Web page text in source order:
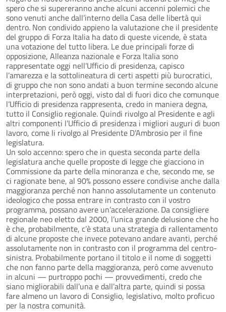
spero che si supereranno anche alcuni accenni polemici che
sono venuti anche dall’interno della Casa delle libertà qui
dentro. Non condivido appieno la valutazione che il presidente
del gruppo di Forza Italia ha dato di queste vicende, è stata
una votazione del tutto libera. Le due principali forze di
opposizione, Alleanza nazionale e Forza Italia sono
rappresentate oggi nell’Ufficio di presidenza, capisco
l’amarezza e la sottolineatura di certi aspetti più burocratici,
di gruppo che non sono andati a buon termine secondo alcune
interpretazioni, però oggi, visto dal di fuori dico che comunque
l’Ufficio di presidenza rappresenta, credo in maniera degna,
tutto il Consiglio regionale. Quindi rivolgo al Presidente e agli
altri componenti l’Ufficio di presidenza i migliori auguri di buon
lavoro, come li rivolgo al Presidente D’Ambrosio per il fine
legislatura.
Un solo accenno: spero che in questa seconda parte della
legislatura anche quelle proposte di legge che giacciono in
Commissione da parte della minoranza e che, secondo me, se
ci ragionate bene, al 90% possono essere condivise anche dalla
maggioranza perché non hanno assolutamente un contenuto
ideologico che possa entrare in contrasto con il vostro
programma, possano avere un’accelerazione. Da consigliere
regionale neo eletto dal 2000, l’unica grande delusione che ho
è che, probabilmente, c’è stata una strategia di rallentamento
di alcune proposte che invece potevano andare avanti, perché
assolutamente non in contrasto con il programma del centro-
sinistra. Probabilmente portano il titolo e il nome di soggetti
che non fanno parte della maggioranza, però come avvenuto
in alcuni — purtroppo pochi — provvedimenti, credo che
siano migliorabili dall’una e dall’altra parte, quindi si possa
fare almeno un lavoro di Consiglio, legislativo, molto proficuo
per la nostra comunità.